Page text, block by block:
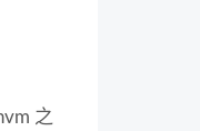
之